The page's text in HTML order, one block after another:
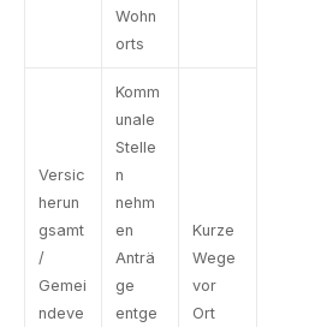
Wohn
orts
Versic
herun
gsamt
/
Gemei
ndeve
Komm
unale
Stelle
n
nehm
en
Anträ
ge
entge
Kurze
Wege
vor
Ort